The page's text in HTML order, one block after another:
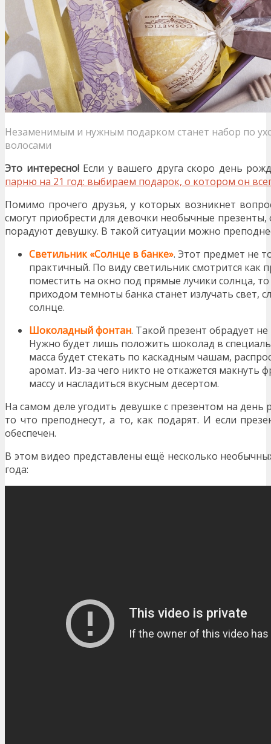
Незаменимым и нужным подарком станет набор по
волосами
Это интересно!Если у вашего друга скоро день
парню на 21 год: выбираем подарок, о котором он
Помимо прочего друзья, у которых возникнет
смогут приобрести для девочки необычные
порадуют девушку. В такой ситуации можно
Светильник «Солнце в банке». Этот предмет не
практичный. По виду светильник смотрится как
поместить на окно под прямые лучики солнца,
приходом темноты банка станет излучать свет,
солнце.
Шоколадный фонтан. Такой презент обрадует
Нужно будет лишь положить шоколад в
масса будет стекать по каскадным чашам,
аромат. Из-за чего никто не откажется макнуть
массу и насладиться вкусным десертом.
На самом деле угодить девушке с презентом на день
то что преподнесут, а то, как подарят. И если
обеспечен.
В этом видео представлены ещё несколько
года: